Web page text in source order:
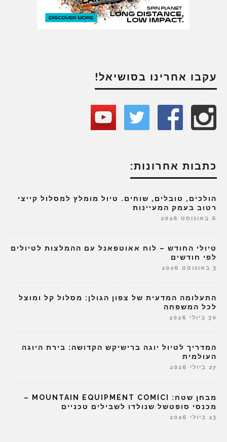
עקבו אחרינו בסושיאל!
כתבות אחרונות:
הולכים, טובלים, שוחים. טיול מומלץ למסלול קייצי
רטוב בעמק המעיינות
6 באוגוסט 2026
טיולי החודש – לוח אאוטפאנל עם ההמלצות לטיולים
לפי חודשים
3 באוגוסט 2026
התעלומה המדעית של צפון הגולן: מסלול קל ומוצל
לכל המשפחה
30 ביולי 2026
המדריך לטיול יוגה ברישיקש הקדושה: בירת היוגה
העולמית
27 ביולי 2026
מבחן שטח: MOUNTAIN EQUIPMENT COMICI –
מכנסי סופטשל שנולדו לשבילים טכניים
23 ביולי 2026